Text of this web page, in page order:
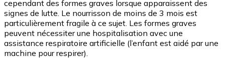
cependant des formes graves lorsque apparaissent des
signes de lutte. Le nourrisson de moins de 3 mois est
particulièrement fragile à ce sujet. Les formes graves
peuvent nécessiter une hospitalisation avec une
assistance respiratoire artificielle (l’enfant est aidé par une
machine pour respirer).